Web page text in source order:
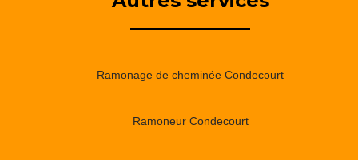
Ramonage de cheminée Condecourt
Ramoneur Condecourt